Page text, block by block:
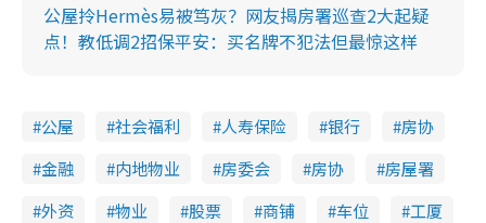
公屋拎Hermès易被笃灰？网友揭房署巡查2大起疑
点！教低调2招保平安：买名牌不犯法但最惊这样
公屋 社会福利 人寿保险 银行
房协
金融
内地物业 房委会 房协
房屋署
外资
物业 股票 商铺 车位
工厦